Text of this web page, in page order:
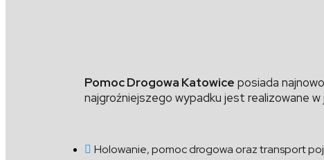
Pomoc Drogowa Katowice posiada
najgroźniejszego wypadku jest realizowane
Holowanie, pomoc drogowa oraz transport